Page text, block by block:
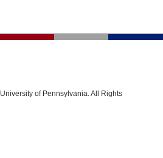
of Pennsylvania. All Rights